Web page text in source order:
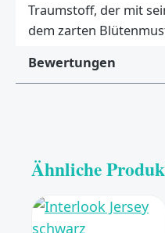
Traumstoff, der mit
dem zarten
Bewertungen
Ähnliche